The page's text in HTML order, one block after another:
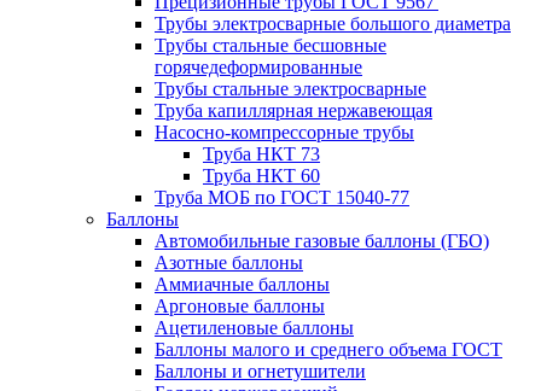
Трубы электросварные большого диаметра
Трубы стальные бесшовные
горячедеформированные
Трубы стальные электросварные
Труба капиллярная нержавеющая
Насосно-компрессорные трубы
Труба НКТ 73
Труба НКТ 60
Труба МОБ по ГОСТ 15040-77
Баллоны
Автомобильные газовые баллоны (ГБО)
Азотные баллоны
Аммиачные баллоны
Аргоновые баллоны
Ацетиленовые баллоны
Баллоны малого и среднего объема ГОСТ
Баллоны и огнетушители